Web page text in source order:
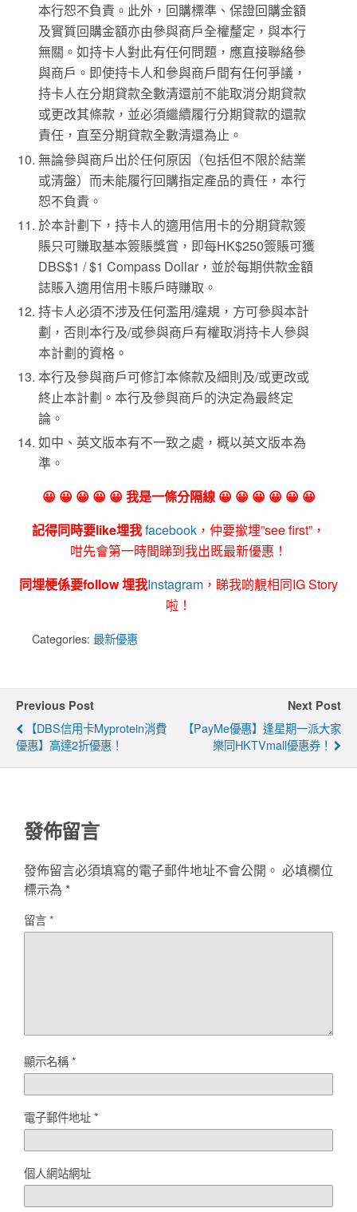
本行恕不負責。此外，回購標準、保證回購金額
及實質回購金額亦由參與商戶全權釐定，與本行
無關。如持卡人對此有任何問題，應直接聯絡參
與商戶。即使持卡人和參與商戶間有任何爭議，
持卡人在分期貸款全數清還前不能取消分期貸款
或更改其條款，並必須繼續履行分期貸款的還款
責任，直至分期貸款全數清還為止。
無論參與商戶出於任何原因（包括但不限於結業
或清盤）而未能履行回購指定產品的責任，本行
恕不負責。
於本計劃下，持卡人的適用信用卡的分期貸款簽
賬只可賺取基本簽賬獎賞，即每HK$250簽賬可獲
DBS$1 / $1 Compass Dollar，並於每期供款金額
誌賬入適用信用卡賬戶時賺取。
持卡人必須不涉及任何濫用/違規，方可參與本計
劃，否則本行及/或參與商戶有權取消持卡人參與
本計劃的資格。
本行及參與商戶可修訂本條款及細則及/或更改或
終止本計劃。本行及參與商戶的決定為最終定
論。
如中、英文版本有不一致之處，概以英文版本為
準。
😀 😀 😀 😀 😀 我是一條分隔線 😀 😀 😀 😀 😀 😀
記得同時要like埋我facebook ，仲要撳埋”see first”，
咁先會第一時間睇到我出既最新優惠！
同埋梗係要follow 埋我Instagram ，睇我啲靚相同IG Story
啦！
Categories: 最新優惠
Previous Post
【DBS信用卡Myprotein消費
優惠】高達2折優惠！
Next Post
【PayMe優惠】逢星期一派大家
樂同HKTVmall優惠券！
發佈留言
發佈留言必須填寫的電子郵件地址不會公開。 必填欄位
標示為 *
留言*
顯示名稱*
電子郵件地址*
個人網站網址